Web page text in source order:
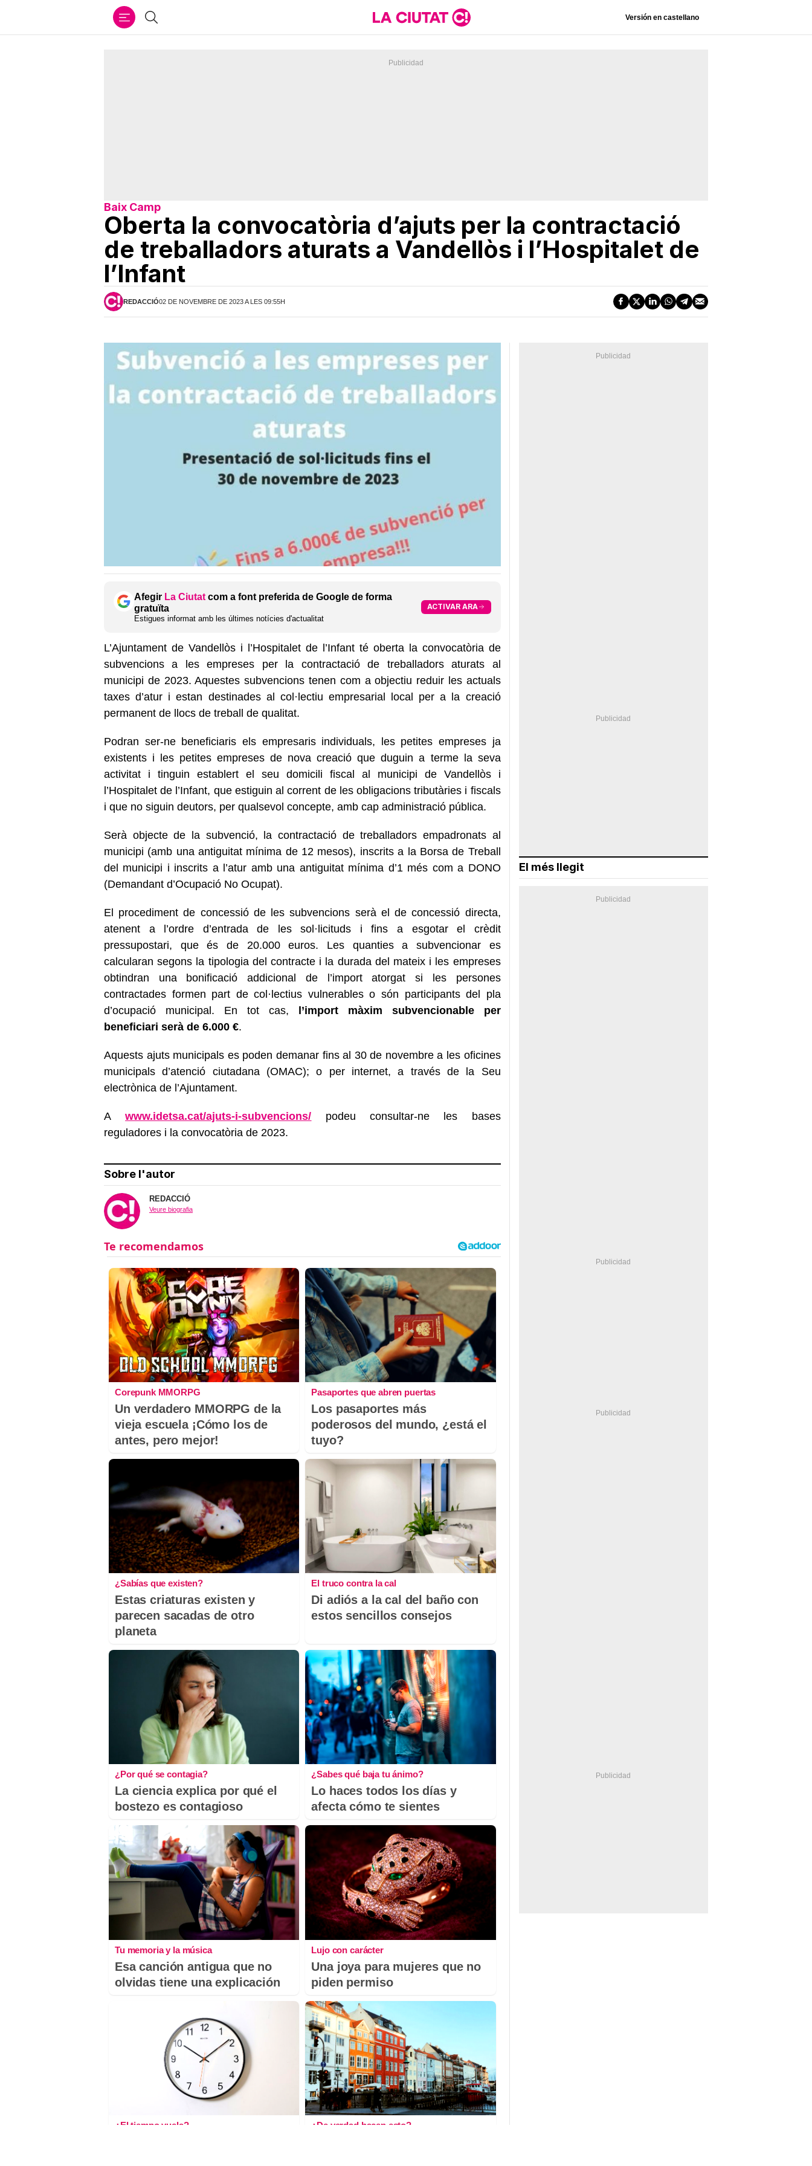
Cercar Versión en castellano
Baix Camp
Oberta la convocatòria d’ajuts per la contractació
de treballadors aturats a Vandellòs i l’Hospitalet de
l’Infant
REDACCIÓ02 DE NOVEMBRE DE 2023 A LES 09:55H
Afegir La Ciutat com a font preferida de Google de forma
gratuïta
Estigues informat amb les últimes notícies d'actualitat
ACTIVAR ARA
L’Ajuntament de Vandellòs i l’Hospitalet de l’Infant té oberta la convocatòria de
subvencions a les empreses per la contractació de treballadors aturats al
municipi de 2023. Aquestes subvencions tenen com a objectiu reduir les actuals
taxes d’atur i estan destinades al col·lectiu empresarial local per a la creació
permanent de llocs de treball de qualitat.
Podran ser-ne beneficiaris els empresaris individuals, les petites empreses ja
existents i les petites empreses de nova creació queduguin a terme la seva
activitat i tinguin establert el seu domicili fiscal al municipi de Vandellòs i
l’Hospitalet de l’Infant, que estiguin al corrent de les obligacions tributàries i fiscals
i que no siguin deutors, per qualsevol concepte, amb cap administració pública.
Serà objecte de la subvenció, la contractació de treballadors empadronats al
municipi (amb una antiguitat mínima de 12 mesos), inscrits a la Borsa de Treball
del municipi i inscrits a l’atur amb una antiguitat mínima d’1 més com a DONO
(Demandant d’Ocupació No Ocupat).
El procediment de concessió de les subvencions serà el de concessió directa,
atenent a l’ordre d’entrada de les sol·licituds i fins a esgotar el crèdit
pressupostari, que és de 20.000 euros. Les quanties a subvencionar es
calcularan segons la tipologia del contracte i la durada del mateix i les empreses
obtindran una bonificació addicional de l’import atorgat si les persones
contractades formen part de col·lectius vulnerables o són participants del pla
d’ocupació municipal. En tot cas, l’import màxim subvencionable per
beneficiari serà de 6.000 €.
Aquests ajuts municipals es poden demanar fins al 30 de novembre a les oficines
municipals d’atenció ciutadana (OMAC); o per internet, a través de la Seu
electrònica de l’Ajuntament.
Awww.idetsa.cat/ajuts-i-subvencions/ podeu consultar-ne les bases
reguladores i la convocatòria de 2023.
Sobre l'autor
REDACCIÓ
Veure biografia
Corepunk MMORPG
Un verdadero MMORPG de la
vieja escuela ¡Cómo los de
antes, pero mejor!
Pasaportes que abren puertas
Los pasaportes más
poderosos del mundo, ¿está el
tuyo?
¿Sabías que existen?
Estas criaturas existen y
parecen sacadas de otro
planeta
El truco contra la cal
Di adiós a la cal del baño con
estos sencillos consejos
¿Por qué se contagia?
La ciencia explica por qué el
bostezo es contagioso
¿Sabes qué baja tu ánimo?
Lo haces todos los días y
afecta cómo te sientes
Tu memoria y la música
Esa canción antigua que no
olvidas tiene una explicación
Lujo con carácter
Una joya para mujeres que no
piden permiso
¿El tiempo vuela? ¿De verdad hacen esto?
El més llegit